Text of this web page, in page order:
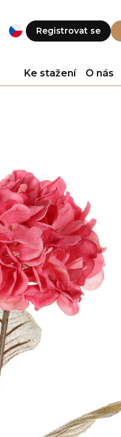
Registrovat se
Ke stažení O nás